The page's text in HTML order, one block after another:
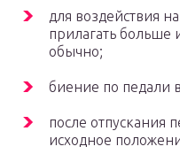
для воздействия
прилагать
обычно;
биение по педали
после отпускания
исходное